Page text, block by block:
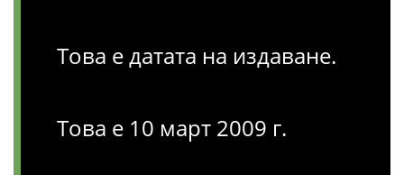
Това е датата на издаване.
Това е 10 март 2009 г.